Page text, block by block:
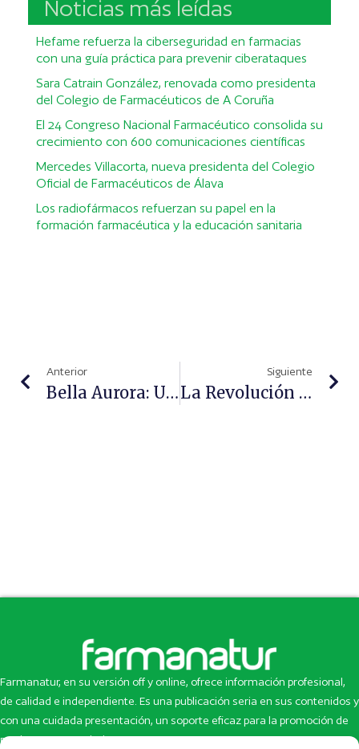
Noticias más leídas
Hefame refuerza la ciberseguridad en farmacias
con una guía práctica para prevenir ciberataques
Sara Catrain González, renovada como presidenta
del Colegio de Farmacéuticos de A Coruña
El 24 Congreso Nacional Farmacéutico consolida su
crecimiento con 600 comunicaciones científicas
Mercedes Villacorta, nueva presidenta del Colegio
Oficial de Farmacéuticos de Álava
Los radiofármacos refuerzan su papel en la
formación farmacéutica y la educación sanitaria
Anterior
Bella Aurora: Un Secreto De Belleza Con 100 Años
Siguiente
La Revolución Del Culto Al Cuerpo
Farmanatur, en su versión off y online, ofrece información profesional,
de calidad e independiente. Es una publicación seria en sus contenidos y
con una cuidada presentación, un soporte eficaz para la promoción de
productos y novedades.